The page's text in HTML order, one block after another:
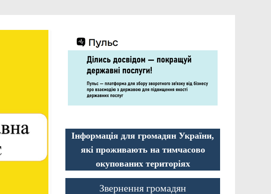
Інформація для громадян України,
які проживають на тимчасово
окупованих територіях
Звернення громадян